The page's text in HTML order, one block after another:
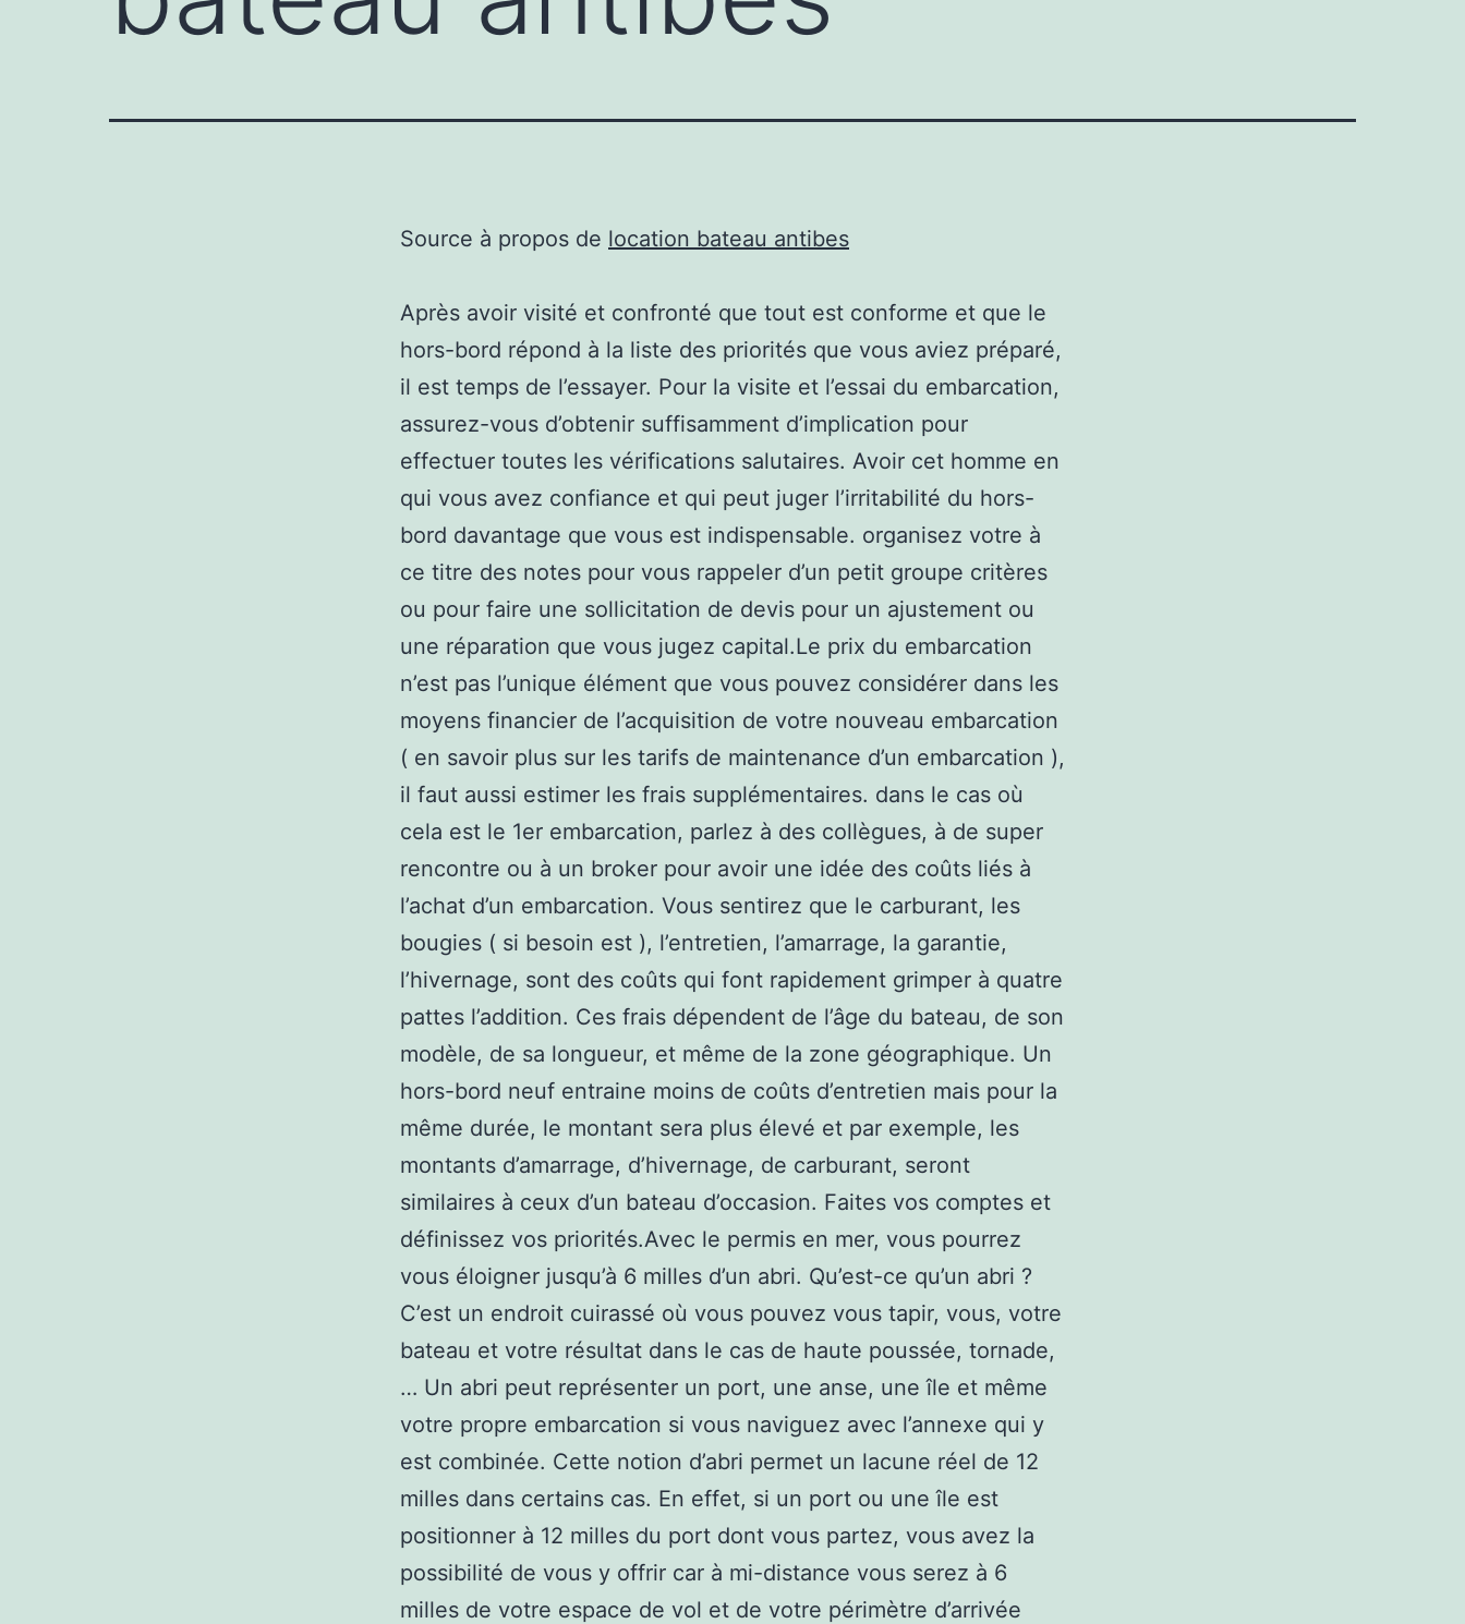
Source à propos de location bateau antibes
Après avoir visité et confronté que tout est conforme et que le
hors-bord répond à la liste des priorités que vous aviez préparé,
il est temps de l’essayer. Pour la visite et l’essai du embarcation,
assurez-vous d’obtenir suffisamment d’implication pour
effectuer toutes les vérifications salutaires. Avoir cet homme en
qui vous avez confiance et qui peut juger l’irritabilité du hors-
bord davantage que vous est indispensable. organisez votre à
ce titre des notes pour vous rappeler d’un petit groupe critères
ou pour faire une sollicitation de devis pour un ajustement ou
une réparation que vous jugez capital.Le prix du embarcation
n’est pas l’unique élément que vous pouvez considérer dans les
moyens financier de l’acquisition de votre nouveau embarcation
( en savoir plus sur les tarifs de maintenance d’un embarcation ),
il faut aussi estimer les frais supplémentaires. dans le cas où
cela est le 1er embarcation, parlez à des collègues, à de super
rencontre ou à un broker pour avoir une idée des coûts liés à
l’achat d’un embarcation. Vous sentirez que le carburant, les
bougies ( si besoin est ), l’entretien, l’amarrage, la garantie,
l’hivernage, sont des coûts qui font rapidement grimper à quatre
pattes l’addition. Ces frais dépendent de l’âge du bateau, de son
modèle, de sa longueur, et même de la zone géographique. Un
hors-bord neuf entraine moins de coûts d’entretien mais pour la
même durée, le montant sera plus élevé et par exemple, les
montants d’amarrage, d’hivernage, de carburant, seront
similaires à ceux d’un bateau d’occasion. Faites vos comptes et
définissez vos priorités.Avec le permis en mer, vous pourrez
vous éloigner jusqu’à 6 milles d’un abri. Qu’est-ce qu’un abri ?
C’est un endroit cuirassé où vous pouvez vous tapir, vous, votre
bateau et votre résultat dans le cas de haute poussée, tornade,
… Un abri peut représenter un port, une anse, une île et même
votre propre embarcation si vous naviguez avec l’annexe qui y
est combinée. Cette notion d’abri permet un lacune réel de 12
milles dans certains cas. En effet, si un port ou une île est
positionner à 12 milles du port dont vous partez, vous avez la
possibilité de vous y offrir car à mi-distance vous serez à 6
milles de votre espace de vol et de votre périmètre d’arrivée